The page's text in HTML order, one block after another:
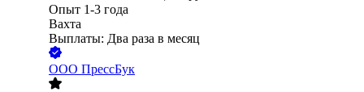
Опыт 1-3 года
Вахта
Выплаты: Два раза в месяц
ООО ПрессБук